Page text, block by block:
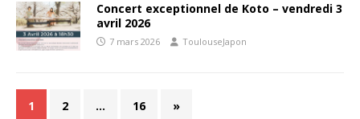
Concert exceptionnel de Koto – vendredi 3
avril 2026
7 mars 2026 ToulouseJapon
1 2 … 16 »